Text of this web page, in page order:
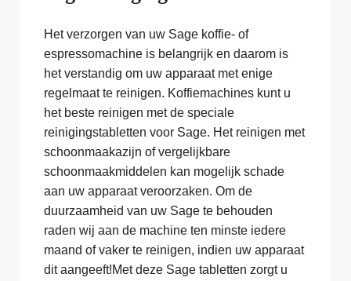
Het verzorgen van uw Sage koffie- of
espressomachine is belangrijk en daarom is
het verstandig om uw apparaat met enige
regelmaat te reinigen. Koffiemachines kunt u
het beste reinigen met de speciale
reinigingstabletten voor Sage. Het reinigen met
schoonmaakazijn of vergelijkbare
schoonmaakmiddelen kan mogelijk schade
aan uw apparaat veroorzaken. Om de
duurzaamheid van uw Sage te behouden
raden wij aan de machine ten minste iedere
maand of vaker te reinigen, indien uw apparaat
dit aangeeft!Met deze Sage tabletten zorgt u